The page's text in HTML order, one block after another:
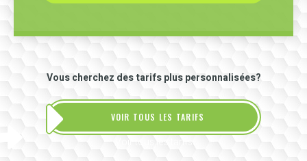
Vous cherchez des tarifs plus personnalisées?
VOIR TOUS LES TARIFS